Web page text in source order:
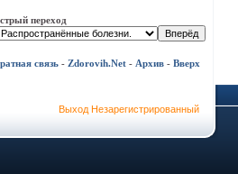
переход
связь - Zdorovih.Net - Архив - Вверх
Выход Незарегистрированный